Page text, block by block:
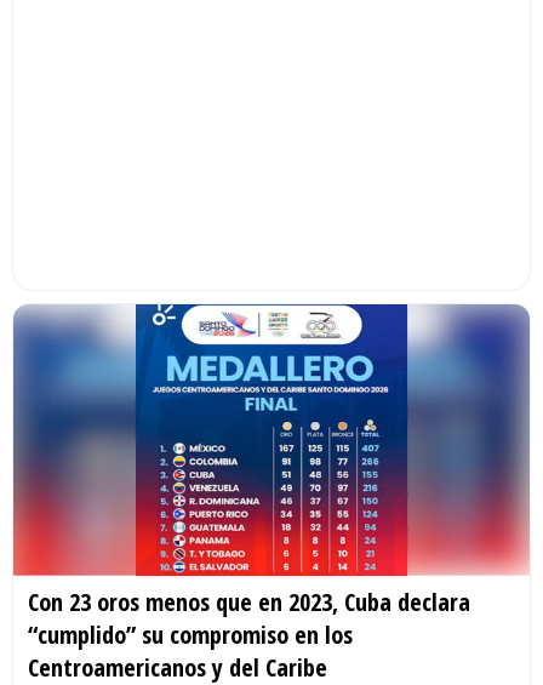
Con 23 oros menos que en 2023, Cuba declara
“cumplido” su compromiso en los
Centroamericanos y del Caribe